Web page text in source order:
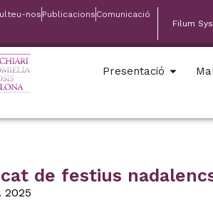
nos Publicacions Comunicació
Filum
Presentació
de festius
2025